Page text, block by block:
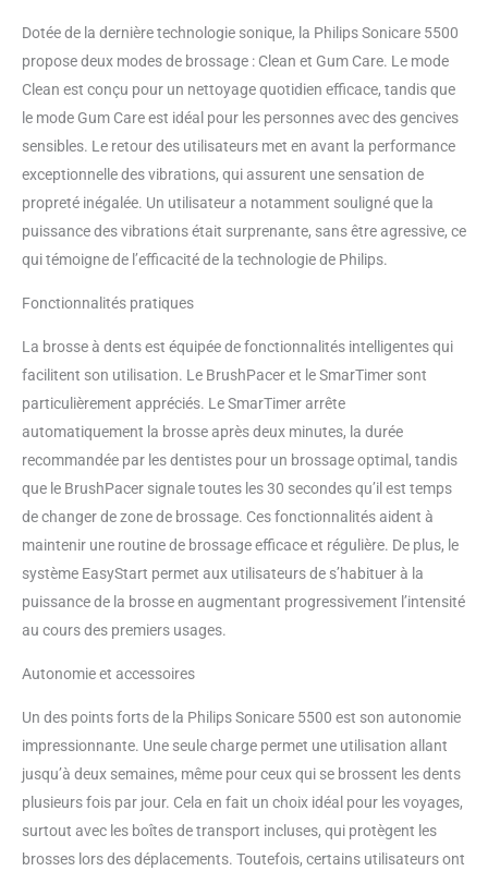
sourire plus blanc Dur pour la
plaque, doux pour les gencives :
l'alerte de pression intelligente,
qui émet de légères impulsions
tout en réduisant les vibrations
lorsque vous brossez trop fort
fonction EasyStart augmente
doucement la puissance de
brossage au cours des 14
Sonicare Pour que vous soyez
entièrement satisfait de votre
achat, la brosse à dents
5500 est assortie d'une garantie
de 2 ans et d'un délai de
rétractation de 30 jours Le kit
comprend : 2 brosses à dents
électriques soniques 5500, 2
têtes de brosse W2 Optimal
White, 2 coffrets de voyage, 1
chargeur ; adaptateur secteur
non inclus. L’emballage peut
Dotée de la dernière technologie sonique, la Philips Sonicare 5500
propose deux modes de brossage : Clean et Gum Care. Le mode
Clean est conçu pour un nettoyage quotidien efficace, tandis que
le mode Gum Care est idéal pour les personnes avec des gencives
sensibles. Le retour des utilisateurs met en avant la performance
exceptionnelle des vibrations, qui assurent une sensation de
propreté inégalée. Un utilisateur a notamment souligné que la
puissance des vibrations était surprenante, sans être agressive, ce
qui témoigne de l’efficacité de la technologie de Philips.
Fonctionnalités pratiques
La brosse à dents est équipée de fonctionnalités intelligentes qui
facilitent son utilisation. Le BrushPacer et le SmarTimer sont
particulièrement appréciés. Le SmarTimer arrête
automatiquement la brosse après deux minutes, la durée
recommandée par les dentistes pour un brossage optimal, tandis
que le BrushPacer signale toutes les 30 secondes qu’il est temps
de changer de zone de brossage. Ces fonctionnalités aident à
maintenir une routine de brossage efficace et régulière. De plus, le
système EasyStart permet aux utilisateurs de s’habituer à la
puissance de la brosse en augmentant progressivement l’intensité
au cours des premiers usages.
Autonomie et accessoires
Un des points forts de la Philips Sonicare 5500 est son autonomie
impressionnante. Une seule charge permet une utilisation allant
jusqu’à deux semaines, même pour ceux qui se brossent les dents
plusieurs fois par jour. Cela en fait un choix idéal pour les voyages,
surtout avec les boîtes de transport incluses, qui protègent les
brosses lors des déplacements. Toutefois, certains utilisateurs ont